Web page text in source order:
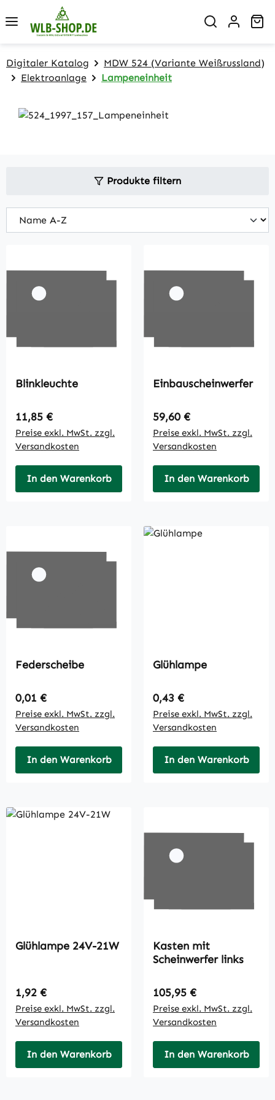
Zum Hauptinhalt springen
Digitaler Katalog
MDW 524 (Variante Weißrussland)
Elektroanlage
Lampeneinheit
Produkte filtern
Blinkleuchte
Regulärer Preis:
11,85 €
Preise exkl. MwSt. zzgl.
Versandkosten
In den Warenkorb
Einbauscheinwerfer
Regulärer Preis:
59,60 €
Preise exkl. MwSt. zzgl.
Versandkosten
In den Warenkorb
Federscheibe
Regulärer Preis:
0,01 €
Preise exkl. MwSt. zzgl.
Versandkosten
In den Warenkorb
Glühlampe
Regulärer Preis:
0,43 €
Preise exkl. MwSt. zzgl.
Versandkosten
In den Warenkorb
Glühlampe 24V-21W
Regulärer Preis:
1,92 €
Preise exkl. MwSt. zzgl.
Versandkosten
In den Warenkorb
Kasten mit
Scheinwerfer links
Regulärer Preis:
105,95 €
Preise exkl. MwSt. zzgl.
Versandkosten
In den Warenkorb